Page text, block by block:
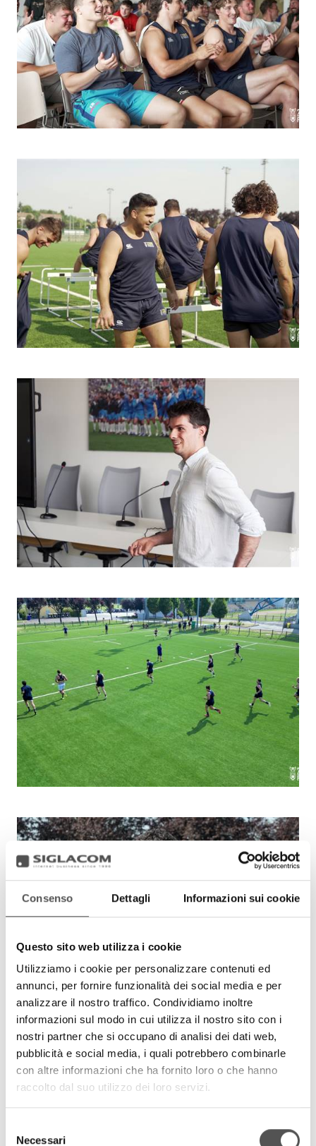
Consenso Dettagli Informazioni sui cookie
Questo sito web utilizza i cookie
Utilizziamo i cookie per personalizzare contenuti ed
annunci, per fornire funzionalità dei social media e per
analizzare il nostro traffico. Condividiamo inoltre
informazioni sul modo in cui utilizza il nostro sito con i
nostri partner che si occupano di analisi dei dati web,
pubblicità e social media, i quali potrebbero combinarle
con altre informazioni che ha fornito loro o che hanno
raccolto dal suo utilizzo dei loro servizi.
delNecessari